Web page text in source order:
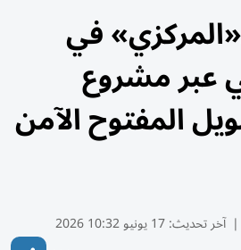
في
عبر مشروع
المفتوح الآمن
| آخر تحديث:17 يونيو 10:32 2026